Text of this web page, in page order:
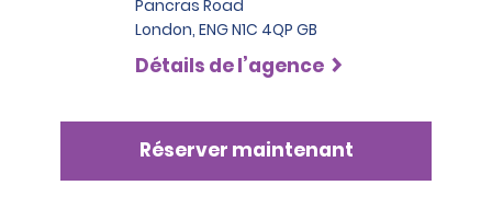
Pancras Road
London, ENG N1C 4QP GB
Détails de l’agence
Réserver maintenant